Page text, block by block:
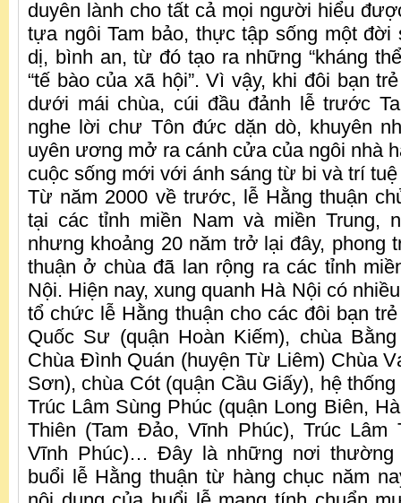
duyên lành cho tất cả mọi người hiểu
tựa ngôi Tam bảo, thực tập sống một đời
dị, bình an, từ đó tạo ra những “kháng
“tế bào của xã hội”. Vì vậy, khi đôi bạn
dưới mái chùa, cúi đầu đảnh lễ trước
nghe lời chư Tôn đức dặn dò, khuyên
uyên ương mở ra cánh cửa của ngôi nhà
cuộc sống mới với ánh sáng từ bi và trí
Từ năm 2000 về trước, lễ Hằng thuận
tại các tỉnh miền Nam và miền Trung,
nhưng khoảng 20 năm trở lại đây, phong
thuận ở chùa đã lan rộng ra các tỉnh
Nội. Hiện nay, xung quanh Hà Nội có
tổ chức lễ Hằng thuận cho các đôi bạn
Quốc Sư (quận Hoàn Kiếm), chùa
Chùa Đình Quán (huyện Từ Liêm) Chùa
Sơn), chùa Cót (quận Cầu Giấy), hệ
Trúc Lâm Sùng Phúc (quận Long Biên,
Thiên (Tam Đảo, Vĩnh Phúc), Trúc
Vĩnh Phúc)… Đây là những nơi thường
buổi lễ Hằng thuận từ hàng chục năm